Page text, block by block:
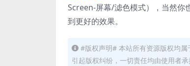
Screen-屏幕/滤色模式），当然你
到更好的效果。
#版权声明# 本站所有资源版权均
引起版权纠纷，一切责任均由使用者